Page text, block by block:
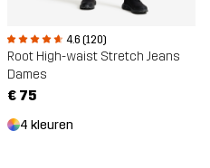
4.6 (120)
Root High-waist Stretch Jeans
Dames
€ 75
4 kleuren